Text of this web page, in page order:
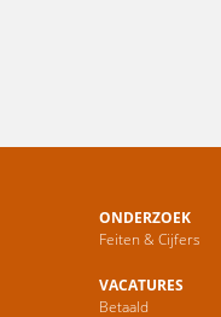
ONDERZOEK
Feiten & Cijfers
VACATURES
Betaald